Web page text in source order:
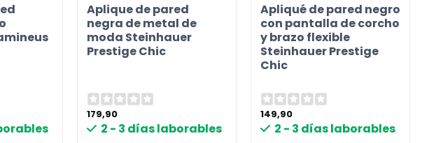
Aplique de pared
negra de metal de
moda Steinhauer
Prestige Chic
179,90
2 - 3 días laborables
Apliqué de pared negro
con pantalla de corcho
y brazo flexible
Steinhauer Prestige
Chic
149,90
2 - 3 días laborables